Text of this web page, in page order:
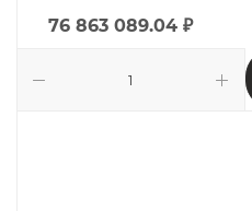
76 863 089.04 ₽